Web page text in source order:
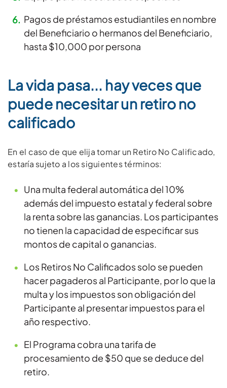
Pagos de préstamos estudiantiles en nombre
del Beneficiario o hermanos del Beneficiario,
hasta $10,000 por persona
La vida pasa... hay veces que
puede necesitar un retiro no
calificado
En el caso de que elija tomar un Retiro No Calificado,
estaría sujeto a los siguientes términos:
Una multa federal automática del 10%
además del impuesto estatal y federal sobre
la renta sobre las ganancias. Los participantes
no tienen la capacidad de especificar sus
montos de capital o ganancias.
Los Retiros No Calificados solo se pueden
hacer pagaderos al Participante, por lo que la
multa y los impuestos son obligación del
Participante al presentar impuestos para el
año respectivo.
El Programa cobra una tarifa de
procesamiento de $50 que se deduce del
retiro.